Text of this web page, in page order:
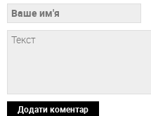
Додати коментар